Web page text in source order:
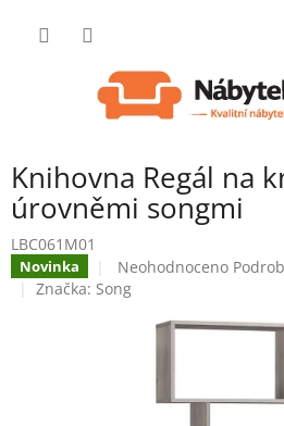
Knihovna Regál na
úrovněmi songmi
LBC061M01
Novinka
Průměrné
hodnocení
hvězdiček.
Neohodnoceno
Značka: Song